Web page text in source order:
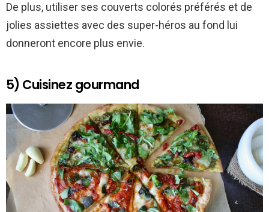
De plus, utiliser ses couverts colorés préférés et de
jolies assiettes avec des super-héros au fond lui
donneront encore plus envie.
5) Cuisinez gourmand